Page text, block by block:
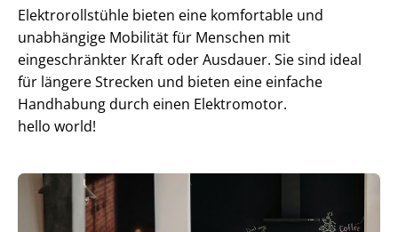
Elektrorollstühle bieten eine komfortable und
unabhängige Mobilität für Menschen mit
eingeschränkter Kraft oder Ausdauer. Sie sind ideal
für längere Strecken und bieten eine einfache
Handhabung durch einen Elektromotor.
hello world!